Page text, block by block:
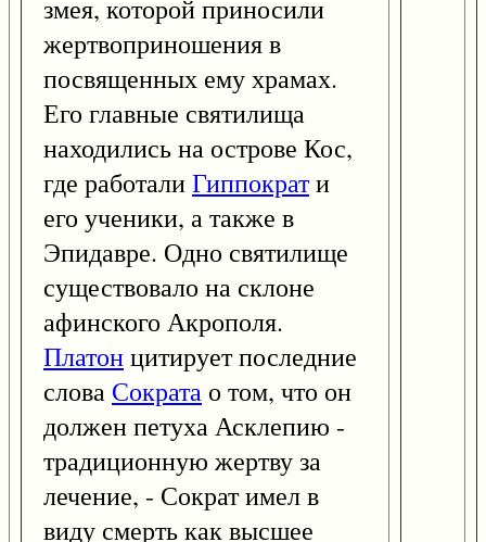
змея, которой приносили
жертвоприношения в
посвященных ему храмах.
Его главные святилища
находились на острове Кос,
где работалиГиппократи
его ученики, а также в
Эпидавре. Одно святилище
существовало на склоне
афинского Акрополя.
Платонцитирует последние
слова Сократа о том, что он
должен петуха Асклепию -
традиционную жертву за
лечение, - Сократ имел в
виду смерть как высшее